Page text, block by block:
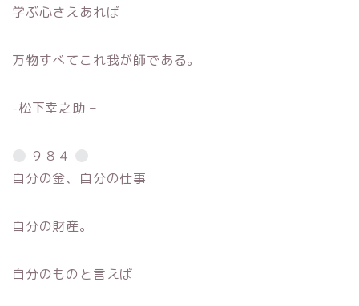
学ぶ心さえあれば
万物すべてこれ我が師である。
-松下幸之助 –
９８４
自分の金、自分の仕事
自分の財産。
自分のものと言えば